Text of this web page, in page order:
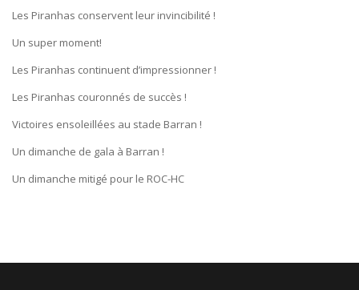
Les Piranhas conservent leur invincibilité !
Un super moment!
Les Piranhas continuent d’impressionner !
Les Piranhas couronnés de succès !
Victoires ensoleillées au stade Barran !
Un dimanche de gala à Barran !
Un dimanche mitigé pour le ROC-HC